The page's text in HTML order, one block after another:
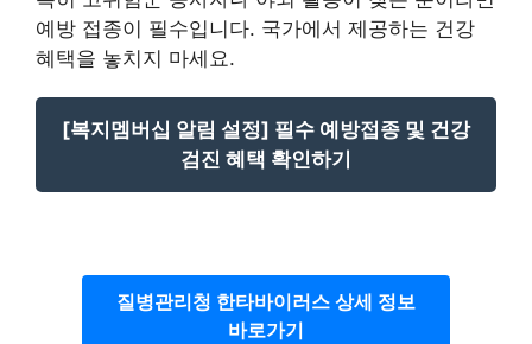
예방 접종이 필수입니다. 국가에서 제공하는 건강
혜택을 놓치지 마세요.
[복지멤버십 알림 설정] 필수 예방접종 및 건강
검진 혜택 확인하기
질병관리청 한타바이러스 상세 정보
바로가기